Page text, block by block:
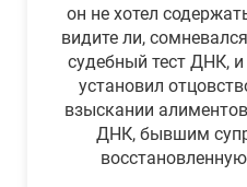
он не хотел
видите ли,
судебный тест ДНК,
установил
взыскании
ДНК, бывшим